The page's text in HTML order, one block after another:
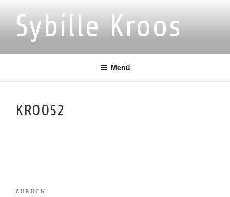
Inhalt
springenSybille Kroos
Menü
KROOS2
Beitragsnavigation
Vorheriger
ZURÜCK